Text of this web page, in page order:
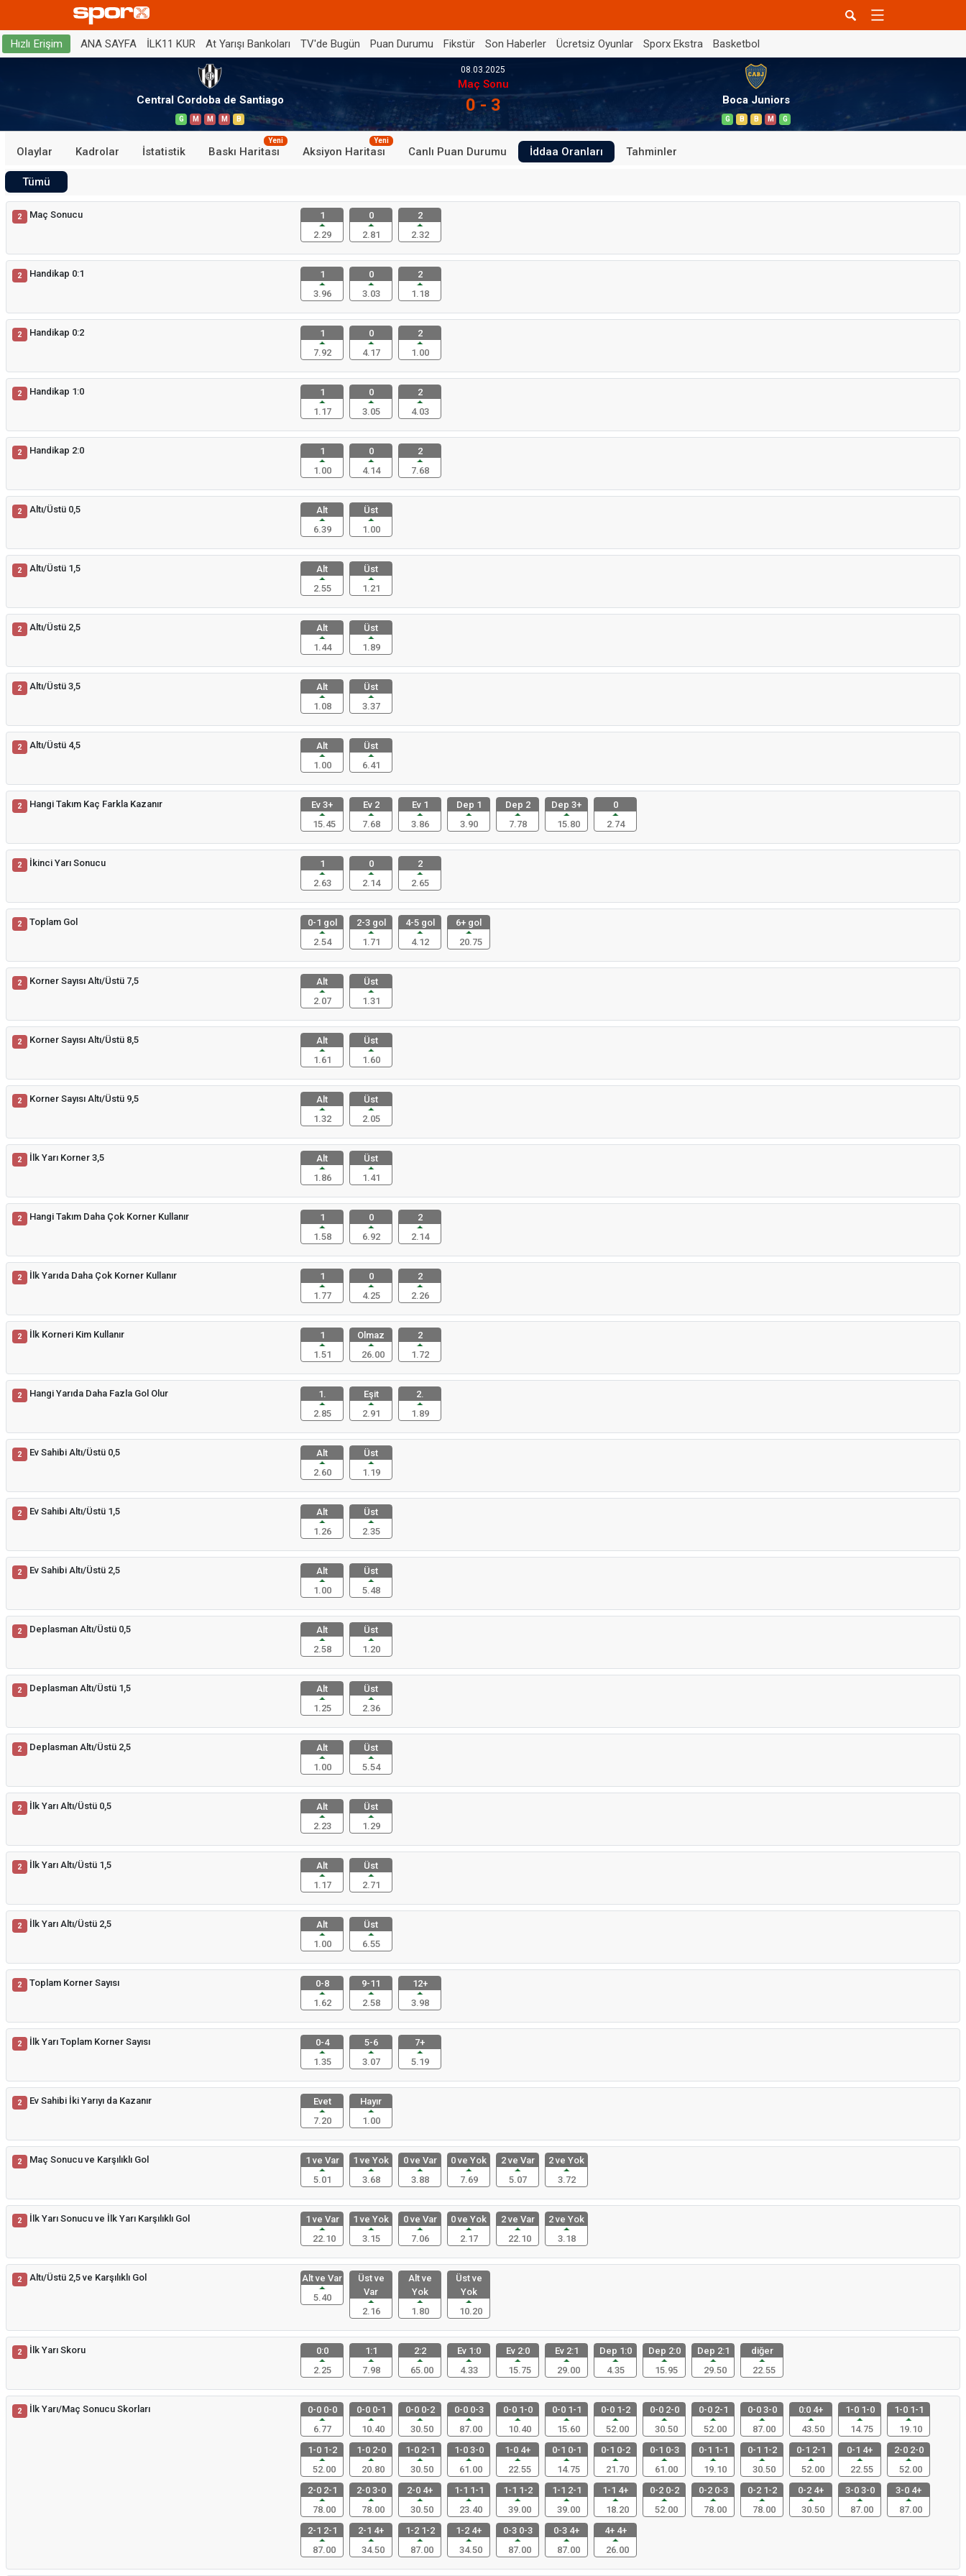
Hızlı Erişim ANA SAYFA İLK11 KUR At Yarışı Bankoları TV'de Bugün Puan Durumu Fikstür Son Haberler Ücretsiz Oyunlar Sporx Ekstra Basketbol
Central Cordoba de Santiago
G M M M B
08.03.2025
Maç Sonu
0 - 3 Boca Juniors
G B B M G
Olaylar Kadrolar İstatistik Baskı Haritası
Yeni
Aksiyon Haritası
Yeni
Canlı Puan Durumu İddaa Oranları Tahminler
Tümü
2 Maç Sonucu
1
2.29
0
2.81
2
2.32
2 Handikap 0:1
1
3.96
0
3.03
2
1.18
2 Handikap 0:2
1
7.92
0
4.17
2
1.00
2 Handikap 1:0
1
1.17
0
3.05
2
4.03
2 Handikap 2:0
1
1.00
0
4.14
2
7.68
2 Altı/Üstü 0,5
Alt
6.39
Üst
1.00
2 Altı/Üstü 1,5
Alt
2.55
Üst
1.21
2 Altı/Üstü 2,5
Alt
1.44
Üst
1.89
2 Altı/Üstü 3,5
Alt
1.08
Üst
3.37
2 Altı/Üstü 4,5
Alt
1.00
Üst
6.41
2 Hangi Takım Kaç Farkla Kazanır
Ev 3+
15.45
Ev 2
7.68
Ev 1
3.86
Dep 1
3.90
Dep 2
7.78
Dep 3+
15.80
0
2.74
2 İkinci Yarı Sonucu
1
2.63
0
2.14
2
2.65
2 Toplam Gol
0-1 gol
2.54
2-3 gol
1.71
4-5 gol
4.12
6+ gol
20.75
2 Korner Sayısı Altı/Üstü 7,5
Alt
2.07
Üst
1.31
2 Korner Sayısı Altı/Üstü 8,5
Alt
1.61
Üst
1.60
2 Korner Sayısı Altı/Üstü 9,5
Alt
1.32
Üst
2.05
2 İlk Yarı Korner 3,5
Alt
1.86
Üst
1.41
2 Hangi Takım Daha Çok Korner Kullanır
1
1.58
0
6.92
2
2.14
2 İlk Yarıda Daha Çok Korner Kullanır
1
1.77
0
4.25
2
2.26
2 İlk Korneri Kim Kullanır
1
1.51
Olmaz
26.00
2
1.72
2 Hangi Yarıda Daha Fazla Gol Olur
1.
2.85
Eşit
2.91
2.
1.89
2 Ev Sahibi Altı/Üstü 0,5
Alt
2.60
Üst
1.19
2 Ev Sahibi Altı/Üstü 1,5
Alt
1.26
Üst
2.35
2 Ev Sahibi Altı/Üstü 2,5
Alt
1.00
Üst
5.48
2 Deplasman Altı/Üstü 0,5
Alt
2.58
Üst
1.20
2 Deplasman Altı/Üstü 1,5
Alt
1.25
Üst
2.36
2 Deplasman Altı/Üstü 2,5
Alt
1.00
Üst
5.54
2 İlk Yarı Altı/Üstü 0,5
Alt
2.23
Üst
1.29
2 İlk Yarı Altı/Üstü 1,5
Alt
1.17
Üst
2.71
2 İlk Yarı Altı/Üstü 2,5
Alt
1.00
Üst
6.55
2 Toplam Korner Sayısı
0-8
1.62
9-11
2.58
12+
3.98
2 İlk Yarı Toplam Korner Sayısı
0-4
1.35
5-6
3.07
7+
5.19
2 Ev Sahibi İki Yarıyı da Kazanır
Evet
7.20
Hayır
1.00
2 Maç Sonucu ve Karşılıklı Gol
1 ve Var
5.01
1 ve Yok
3.68
0 ve Var
3.88
0 ve Yok
7.69
2 ve Var
5.07
2 ve Yok
3.72
2 İlk Yarı Sonucu ve İlk Yarı Karşılıklı Gol
1 ve Var
22.10
1 ve Yok
3.15
0 ve Var
7.06
0 ve Yok
2.17
2 ve Var
22.10
2 ve Yok
3.18
2 Altı/Üstü 2,5 ve Karşılıklı Gol
Alt ve Var
5.40
Üst ve
Var
2.16
Alt ve
Yok
1.80
Üst ve
Yok
10.20
2 İlk Yarı Skoru
0:0
2.25
1:1
7.98
2:2
65.00
Ev 1:0
4.33
Ev 2:0
15.75
Ev 2:1
29.00
Dep 1:0
4.35
Dep 2:0
15.95
Dep 2:1
29.50
diğer
22.55
2 İlk Yarı/Maç Sonucu Skorları
0-0 0-0
6.77
0-0 0-1
10.40
0-0 0-2
30.50
0-0 0-3
87.00
0-0 1-0
10.40
0-0 1-1
15.60
0-0 1-2
52.00
0-0 2-0
30.50
0-0 2-1
52.00
0-0 3-0
87.00
0:0 4+
43.50
1-0 1-0
14.75
1-0 1-1
19.10
1-0 1-2
52.00
1-0 2-0
20.80
1-0 2-1
30.50
1-0 3-0
61.00
1-0 4+
22.55
0-1 0-1
14.75
0-1 0-2
21.70
0-1 0-3
61.00
0-1 1-1
19.10
0-1 1-2
30.50
0-1 2-1
52.00
0-1 4+
22.55
2-0 2-0
52.00
2-0 2-1
78.00
2-0 3-0
78.00
2-0 4+
30.50
1-1 1-1
23.40
1-1 1-2
39.00
1-1 2-1
39.00
1-1 4+
18.20
0-2 0-2
52.00
0-2 0-3
78.00
0-2 1-2
78.00
0-2 4+
30.50
3-0 3-0
87.00
3-0 4+
87.00
2-1 2-1
87.00
2-1 4+
34.50
1-2 1-2
87.00
1-2 4+
34.50
0-3 0-3
87.00
0-3 4+
87.00
4+ 4+
26.00